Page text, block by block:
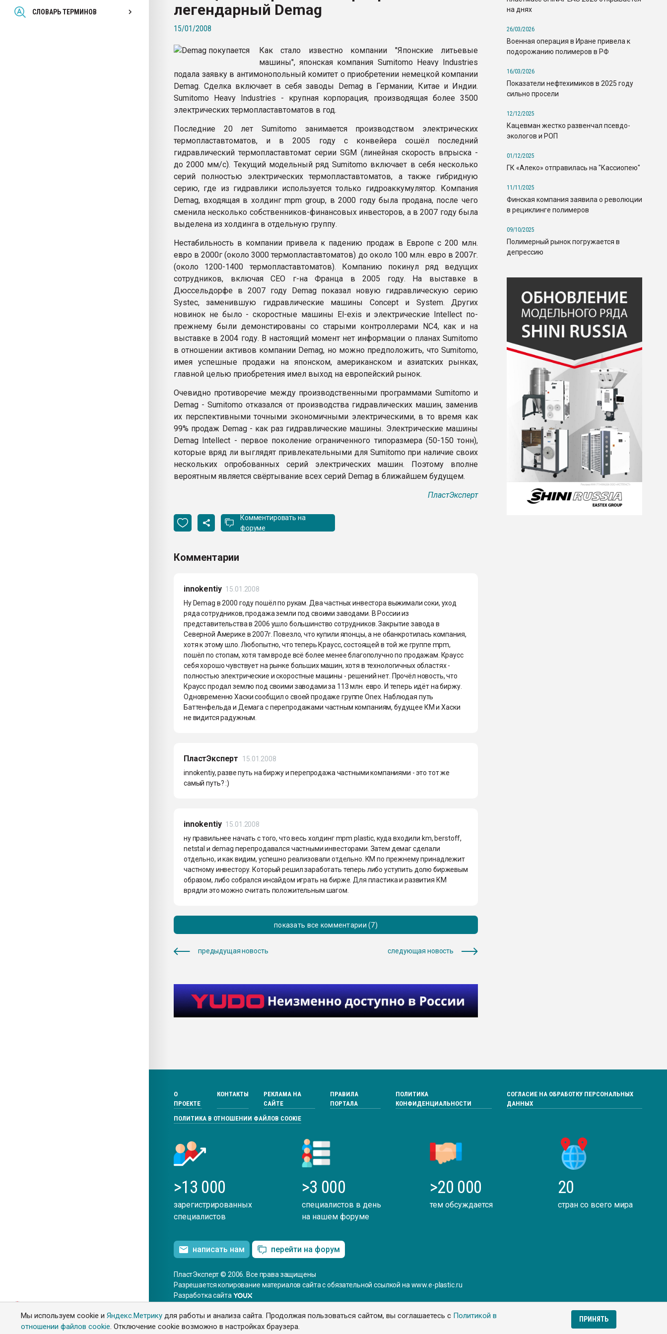
Мы используем cookie иЯндекс.Метрику для работы и анализа сайта. Продолжая пользоваться сайтом, вы соглашаетесь с Политикой в
отношении файлов cookie. Отключение cookie возможно в настройках браузера.
ПРИНЯТЬ
СЛОВАРЬ ТЕРМИНОВ
Всё, что касается выдува ПЭТ
бутылок
ПЕРЕЙТИ НА ФОРУМ
легендарный Demag
15/01/2008
Как стало известно компании "Японские литьевые
машины", японская компания Sumitomo Heavy Industries
подала заявку в антимонопольный комитет о приобретении немецкой компании
Demag. Сделка включает в себя заводы Demag в Германии, Китае и Индии.
Sumitomo Heavy Industries - крупная корпорация, производящая более 3500
электрических термопластавтоматов в год.
Последние 20 лет Sumitomo занимается производством электрических
термопластавтоматов, и в 2005 году с конвейера сошёл последний
гидравлический термопластавтомат серии SGM (линейная скорость впрыска -
до 2000 мм/с). Текущий модельный ряд Sumitomo включает в себя несколько
серий полностью электрических термопластавтоматов, а также гибридную
серию, где из гидравлики используется только гидроаккумулятор. Компания
Demag, входящая в холдинг mpm group, в 2000 году была продана, после чего
сменила несколько собственников-финансовых инвесторов, а в 2007 году была
выделена из холдинга в отдельную группу.
Нестабильность в компании привела к падению продаж в Европе с 200 млн.
евро в 2000г (около 3000 термопластавтоматов) до около 100 млн. евро в 2007г.
(около 1200-1400 термопластавтоматов). Компанию покинул ряд ведущих
сотрудников, включая CEO г-на Франца в 2005 году. На выставке в
Дюссельдорфе в 2007 году Demag показал новую гидравлическую серию
Systec, заменившую гидравлические машины Concept и System. Других
новинок не было - скоростные машины El-exis и электрические Intellect по-
прежнему были демонстированы со старыми контроллерами NC4, как и на
выставке в 2004 году. В настоящий момент нет информации о планах Sumitomo
в отношении активов компании Demag, но можно предположить, что Sumitomo,
имея успешные продажи на японском, американском и азиатских рынках,
главной целью приобретения имел выход на европейский рынок.
Очевидно противоречие между производственными программами Sumitomo и
Demag - Sumitomo отказался от производства гидравлических машин, заменив
их перспективными точными экономичными электрическими, в то время как
99% продаж Demag - как раз гидравлические машины. Электрические машины
Demag Intellect - первое поколение ограниченного типоразмера (50-150 тонн),
которые вряд ли выглядят привлекательными для Sumitomo при наличие своих
нескольких опробованных серий электрических машин. Поэтому вполне
вероятным является свёртывание всех серий Demag в ближайшем будущем.
ПластЭксперт
Комментировать на
форуме
Комментарии
innokentiy 15.01.2008
Ну Demag в 2000 году пошёл по рукам. Два частных инвестора выжимали соки, уход
ряда сотрудников, продажа земли под своими заводами. В России из
представительства в 2006 ушло большинство сотрудников. Закрытие завода в
Северной Америке в 2007г. Повезло, что купили японцы, а не обанкротилась компания,
хотя к этому шло. Любопытно, что теперь Краусс, состоящей в той же группе mpm,
пошёл по стопам, хотя там вроде всё более менее благополучно по продажам. Краусс
себя хорошо чувствует на рынке больших машин, хотя в технологичных областях -
полностью электрические и скоростные машины - решений нет. Прочёл новость, что
Краусс продал землю под своими заводами за 113 млн. евро. И теперь идёт на биржу.
Одновременно Хаски сообщил о своей продаже группе Onex. Наблюдая путь
Баттенфельда и Демага с перепродажами частным компаниям, будущее КМ и Хаски
не видится радужным.
ПластЭксперт
15.01.2008
innokentiy, разве путь на биржу и перепродажа частными компаниями - это тот же
самый путь? :)
innokentiy 15.01.2008
ну правильнее начать с того, что весь холдинг mpm plastic, куда входили km, berstoff,
netstal и demag перепродавался частными инвесторами. Затем демаг сделали
отдельно, и как видим, успешно реализовали отдельно. КМ по прежнему принадлежит
частному инвестору. Который решил заработать теперь либо уступить долю биржевым
образом, либо собрался инсайдом играть на бирже. Для пластика и развития КМ
врядли это можно считать положительным шагом.
показать все комментарии (7)
предыдущая новость следующая новость
на днях
26/03/2026
Военная операция в Иране привела к
подорожанию полимеров в РФ
16/03/2026
Показатели нефтехимиков в 2025 году
сильно просели
12/12/2025
Кацевман жестко развенчал псевдо-
экологов и РОП
01/12/2025
ГК «Алеко» отправилась на "Кассиопею"
11/11/2025
Финская компания заявила о революции
в рециклинге полимеров
09/10/2025
Полимерный рынок погружается в
депрессию
О
ПРОЕКТЕ
КОНТАКТЫ
РЕКЛАМА НА
САЙТЕ
ПРАВИЛА
ПОРТАЛА
ПОЛИТИКА
КОНФИДЕНЦИАЛЬНОСТИ
СОГЛАСИЕ НА ОБРАБОТКУ ПЕРСОНАЛЬНЫХ
ДАННЫХ
ПОЛИТИКА В ОТНОШЕНИИ ФАЙЛОВ COOKIE
>13 000
зарегистрированных
специалистов
>3 000
специалистов в день
на нашем форуме
>20 000
тем обсуждается
20
стран со всего мира
написать нам перейти на форум
ПластЭксперт © 2006. Все права защищены
Разрешается копирование материалов сайта с обязательной ссылкой на www.e-plastic.ru
Разработка сайта